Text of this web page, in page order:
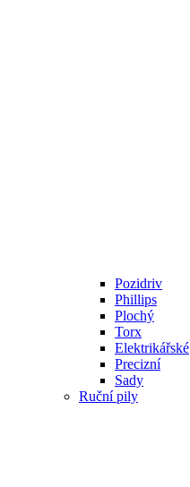
Pozidriv
Phillips
Plochý
Torx
Elektrikářské
Precizní
Sady
Ruční pily